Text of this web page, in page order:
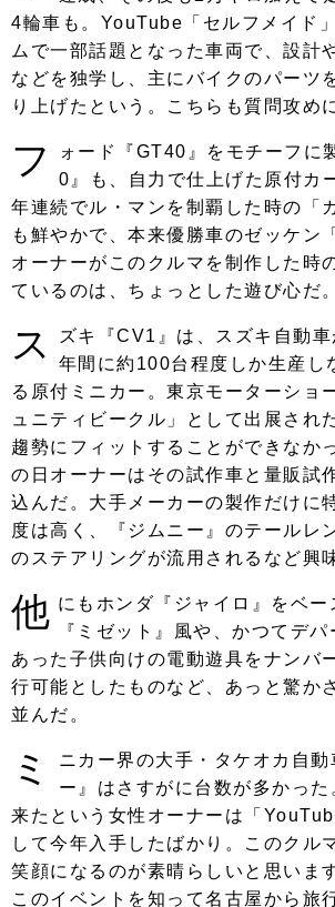
4輪車も。YouTube「セルフメイド
ムで一部話題となった車両で、設計
などを独学し、主にバイクのパーツ
り上げたという。こちらも質問攻め
フ
ォード『GT40』をモチーフに
0』も、自力で仕上げた原付カ
年連続でル・マンを制覇した時の「
も鮮やかで、本来優勝車のゼッケン
オーナーがこのクルマを制作した時
ているのは、ちょっとした遊び心だ。
ス
ズキ『CV1』は、スズキ自動
年間に約100台程度しか生産し
る原付ミニカー。東京モーターショ
ュニティビークル」として出展され
趨勢にフィットすることができなか
の日オーナーはその試作車と量販試
込んだ。大手メーカーの製作だけに
度は高く、『ジムニー』のテールレ
のステアリングが流用されるなど興
他 にもホンダ『ジャイロ』をベー
『ミゼット』風や、かつてデ
あった子供向けの電動遊具をナンバ
行可能としたものなど、あっと驚か
並んだ。
ミ
ニカー界の大手・タケオカ自
ー』はさすがに台数が多かった
来たという女性オーナーは「
して今年入手したばかり。このクル
笑顔になるのが素晴らしいと思いま
このイベントを知って名古屋から旅